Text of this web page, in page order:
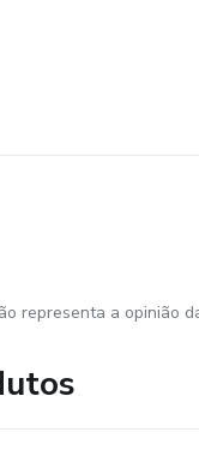
representa a opinião